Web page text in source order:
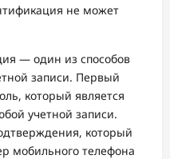
не может
— один из способов
записи. Первый
который является
учетной записи.
который
мобильного телефона